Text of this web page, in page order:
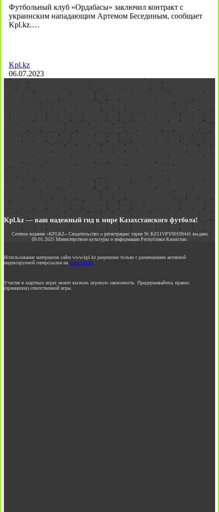
Футбольный клуб «Ордабасы» заключил контракт с
украинским нападающим Артемом Бесединым, сообщает
Kpl.kz.…
Kpl.kz
06.07.2023
Kpl.kz — ваш надежный гид в мире Казахстанского футбола!
Сетевое издание «KPLKZ» Свидетельство о регистрации: серия № KZ11VPY00109441 выдано
09.01.2025 Министерством культуры и информации Республики Казахстан.
Использование материалов сайта www.kpl.kz разрешено только с размещением активной
индексируемой гиперссылки на www.kpl.kz
Участие в азартных играх может вызвать игровую зависимость. Придерживайтесь правил
(принципов) ответственной игры.